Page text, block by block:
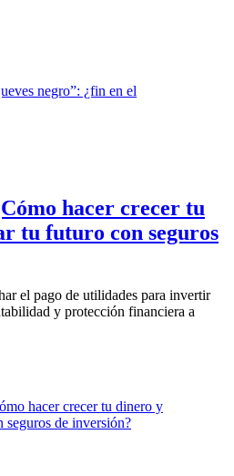
hacer crecer tu
tu futuro con seguros
el pago de utilidades para invertir
y protección financiera a